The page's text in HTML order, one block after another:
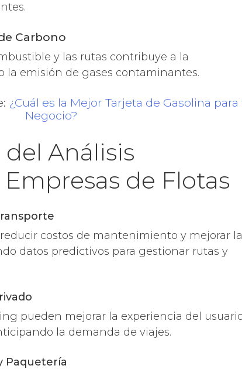
Carbono
y las rutas contribuye a la
la emisión de gases contaminantes.
¿Cuál es la Mejor Tarjeta de Gasolina para
Negocio?
del Análisis
de Flotas
costos de mantenimiento y mejorar la
datos predictivos para gestionar rutas y
pueden mejorar la experiencia del
la demanda de viajes.
Paquetería